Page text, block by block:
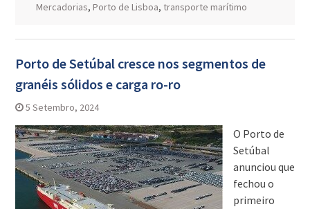
Mercadorias, Porto de Lisboa, transporte marítimo
Porto de Setúbal cresce nos segmentos de
granéis sólidos e carga ro-ro
5 Setembro, 2024
O Porto de
Setúbal
anunciou que
fechou o
primeiro